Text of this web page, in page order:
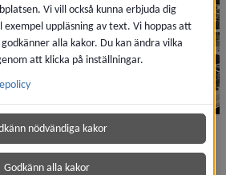
Vi vill också kunna erbjuda dig
uppläsning av text. Vi hoppas att
alla kakor. Du kan ändra vilka
att klicka på inställningar.
nödvändiga kakor
Godkänn alla kakor